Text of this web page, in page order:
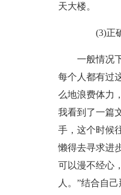
天大楼。
(3)正确
一般情况
每个人都有过
么地浪费体力
我看到了一篇
手，这个时候
懒得去寻求进
可以漫不经心
人。”结合自